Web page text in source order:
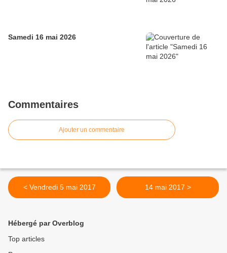
Samedi 16 mai 2026
Commentaires
Ajouter un commentaire
< Vendredi 5 mai 2017 14 mai 2017 >
Hébergé par Overblog
Top articles